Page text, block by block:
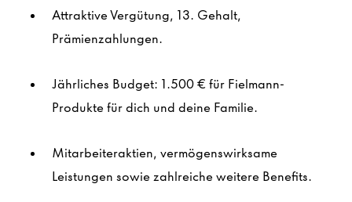
Attraktive Vergütung, 13. Gehalt,
Prämienzahlungen.
Jährliches Budget: 1.500 € für Fielmann-
Produkte für dich und deine Familie.
Mitarbeiteraktien, vermögenswirksame
Leistungen sowie zahlreiche weitere Benefits.